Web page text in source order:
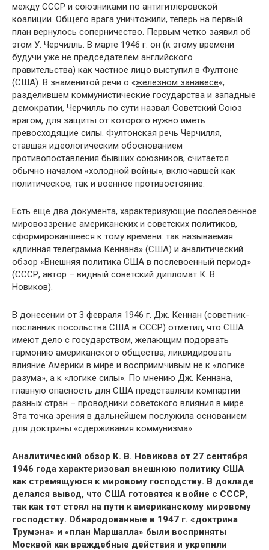
между СССР и союзниками по антигитлеровской
коалиции. Общего врага уничтожили, теперь на первый
план вернулось соперничество. Первым четко заявил об
этом У. Черчилль. В марте 1946 г. он (к этому времени
будучи уже не председателем английского
правительства) как частное лицо выступил в Фултоне
(США). В знаменитой речи о «железном занавесе«,
разделившем коммунистические государства и западные
демократии, Черчилль по сути назвал Советский Союз
врагом, для защиты от которого нужно иметь
превосходящие силы. Фултонская речь Черчилля,
ставшая идеологическим обоснованием
противопоставления бывших союзников, считается
обычно началом «холодной войны», включавшей как
политическое, так и военное противостояние.
Есть еще два документа, характеризующие послевоенное
мировоззрение американских и советских политиков,
сформировавшееся к тому времени: так называемая
«длинная телеграмма Кеннана» (США) и аналитический
обзор «Внешняя политика США в послевоенный период»
(СССР, автор – видный советский дипломат К. В.
Новиков).
В донесении от 3 февраля 1946 г. Дж. Кеннан (советник-
посланник посольства США в СССР) отметил, что США
имеют дело с государством, желающим подорвать
гармонию американского общества, ликвидировать
влияние Америки в мире и восприимчивым не к «логике
разума», а к «логике силы». По мнению Дж. Кеннана,
главную опасность для США представляли компартии
разных стран – проводники советского влияния в мире.
Эта точка зрения в дальнейшем послужила основанием
для доктрины «сдерживания коммунизма».
Аналитический обзор К. В. Новикова от 27 сентября
1946 года характеризовал внешнюю политику США
как стремящуюся к мировому господству. В докладе
делался вывод, что США готовятся к войне с СССР,
так как тот стоял на пути к американскому мировому
господству. Обнародованные в 1947 г. «доктрина
Трумэна» и «план Маршалла» были восприняты
Москвой как враждебные действия и укрепили